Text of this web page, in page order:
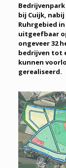
bij Cuijk,
Ruhrgebied
uitgeefbaar
ongeveer 32
bedrijven tot
kunnen
gerealiseerd.